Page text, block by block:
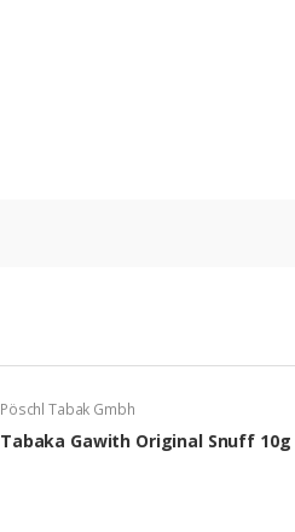
Pöschl Tabak Gmbh
Tabaka Gawith Original Snuff 10g